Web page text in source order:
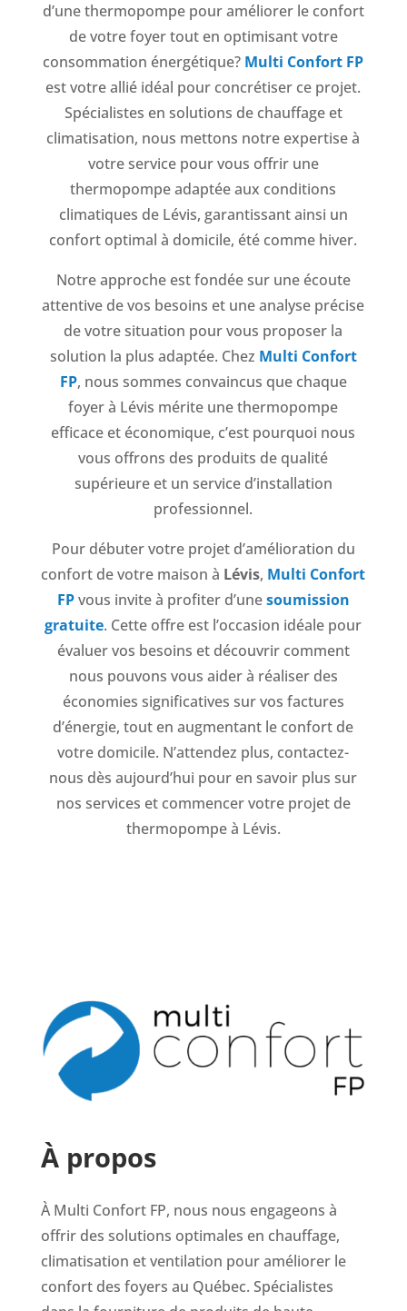
d’une thermopompe pour améliorer le confort
de votre foyer tout en optimisant votre
consommation énergétique? Multi Confort FP
est votre allié idéal pour concrétiser ce projet.
Spécialistes en solutions de chauffage et
climatisation, nous mettons notre expertise à
votre service pour vous offrir une
thermopompe adaptée aux conditions
climatiques de Lévis, garantissant ainsi un
confort optimal à domicile, été comme hiver.
Notre approche est fondée sur une écoute
attentive de vos besoins et une analyse précise
de votre situation pour vous proposer la
solution la plus adaptée. Chez Multi Confort
FP, nous sommes convaincus que chaque
foyer à Lévis mérite une thermopompe
efficace et économique, c’est pourquoi nous
vous offrons des produits de qualité
supérieure et un service d’installation
professionnel.
Pour débuter votre projet d’amélioration du
confort de votre maison à Lévis, Multi Confort
FPvous invite à profiter d’unesoumission
gratuite. Cette offre est l’occasion idéale pour
évaluer vos besoins et découvrir comment
nous pouvons vous aider à réaliser des
économies significatives sur vos factures
d’énergie, tout en augmentant le confort de
votre domicile. N’attendez plus, contactez-
nous dès aujourd’hui pour en savoir plus sur
nos services et commencer votre projet de
thermopompe à Lévis.
À propos
À Multi Confort FP, nous nous engageons à
offrir des solutions optimales en chauffage,
climatisation et ventilation pour améliorer le
confort des foyers au Québec. Spécialistes